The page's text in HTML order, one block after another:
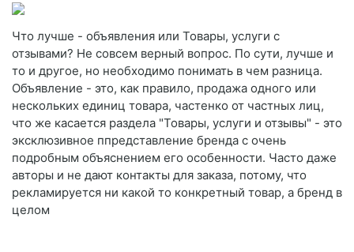
Что лучше - объявления или Товары, услуги с
отзывами? Не совсем верный вопрос. По сути, лучше и
то и другое, но необходимо понимать в чем разница.
Объявление - это, как правило, продажа одного или
нескольких единиц товара, частенко от частных лиц,
что же касается раздела "Товары, услуги и отзывы" - это
эксклюзивное ппредставление бренда с очень
подробным объяснением его особенности. Часто даже
авторы и не дают контакты для заказа, потому, что
рекламируется ни какой то конкретный товар, а бренд в
целом